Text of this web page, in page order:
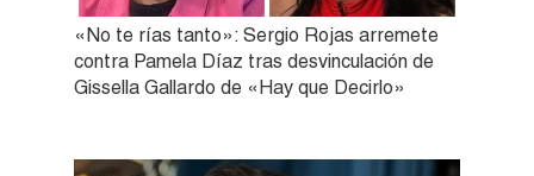
«No te rías tanto»: Sergio Rojas arremete
contra Pamela Díaz tras desvinculación de
Gissella Gallardo de «Hay que Decirlo»